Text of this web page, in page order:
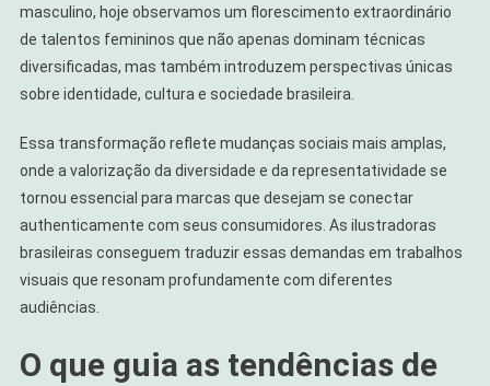
masculino, hoje observamos um florescimento extraordinário
de talentos femininos que não apenas dominam técnicas
diversificadas, mas também introduzem perspectivas únicas
sobre identidade, cultura e sociedade brasileira.
Essa transformação reflete mudanças sociais mais amplas,
onde a valorização da diversidade e da representatividade se
tornou essencial para marcas que desejam se conectar
authenticamente com seus consumidores. As ilustradoras
brasileiras conseguem traduzir essas demandas em trabalhos
visuais que resonam profundamente com diferentes
audiências.
O que guia as tendências de